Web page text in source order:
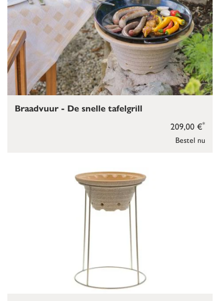
Bestel nu
209,00 €*
Braadvuur - De snelle tafelgrill